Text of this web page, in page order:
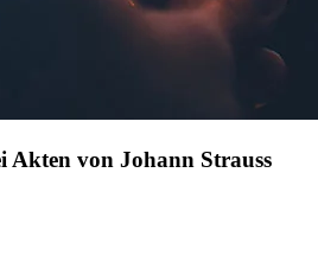
Akten von Johann Strauss